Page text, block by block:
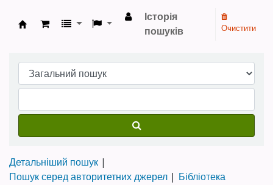
Бібліотека НТШ › Електронний каталог
Історія
пошуків
Очистити
Детальніший пошук
Пошук серед авторитетних джерел
Бібліотека